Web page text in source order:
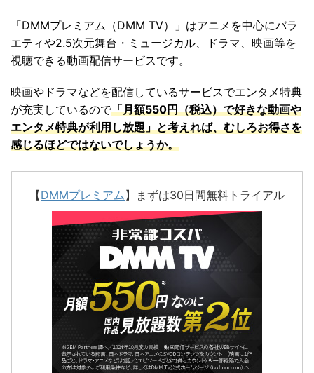
「DMMプレミアム（DMM TV） 」はアニメを中心にバラ
エティや2.5次元舞台・ミュージカル、ドラマ、映画等を
視聴できる動画配信サービスです。
映画やドラマなどを配信しているサービスでエンタメ特典
が充実しているので「月額550円（税込）で好きな動画や
エンタメ特典が利用し放題」と考えれば、むしろお得さを
感じるほどではないでしょうか。
【DMMプレミアム 】まずは30日間無料トライアル